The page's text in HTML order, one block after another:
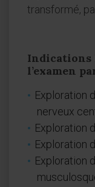
transformé,
Indications
l’examen
Exploration
nerveux
Exploration
Exploration
Exploration